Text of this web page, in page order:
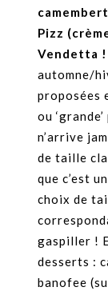
Pizz
Vendetta !
automne/
proposées
ou
n’arrive
de taille
que c’est
choix de
gaspiller !
desserts :
banofee